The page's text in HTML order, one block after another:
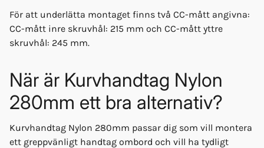
För att underlätta montaget finns två CC-mått angivna:
CC-mått inre skruvhål: 215 mm och CC-mått yttre
skruvhål: 245 mm.
När är Kurvhandtag Nylon
280mm ett bra alternativ?
Kurvhandtag Nylon 280mm passar dig som vill montera
ett greppvänligt handtag ombord och vill ha tydligt